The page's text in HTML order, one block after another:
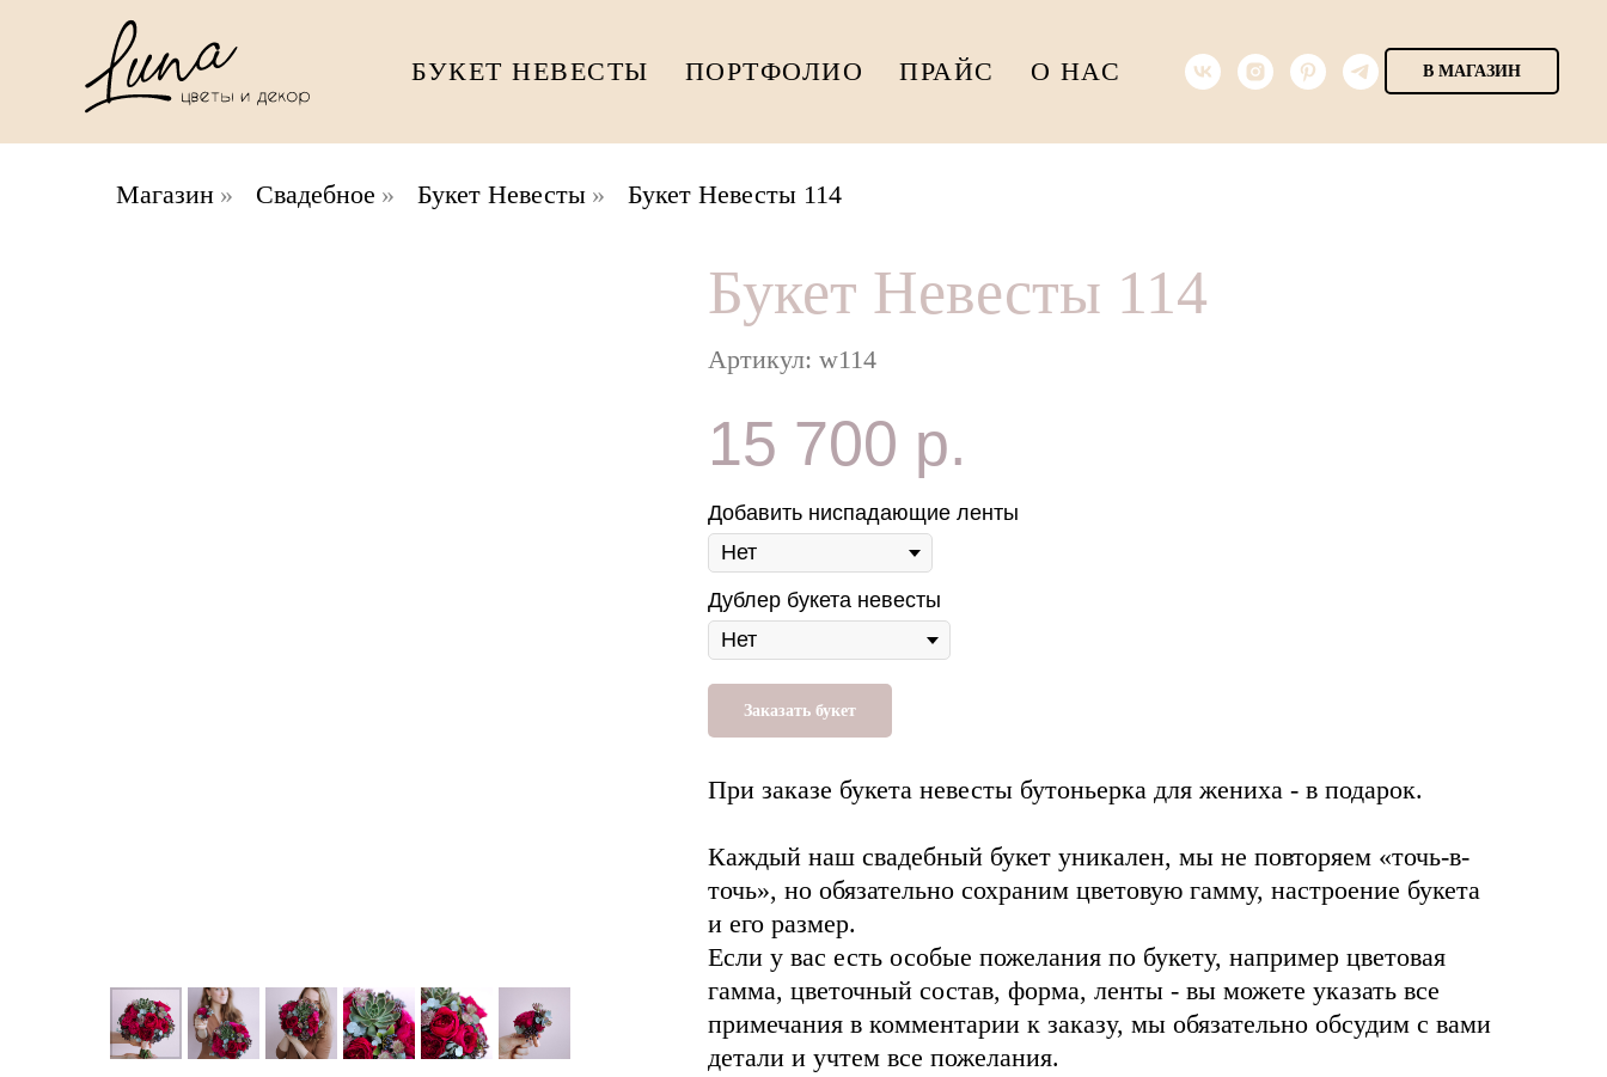
БУКЕТ НЕВЕСТЫ ПОРТФОЛИО ПРАЙС О НАС В МАГАЗИН
Магазин » Свадебное » Букет Невесты » Букет Невесты 114
Букет Невесты 114
Артикул: w114
15 700 р.
Добавить ниспадающие ленты
Дублер букета невесты
Заказать букет
При заказе букета невесты бутоньерка для жениха - в подарок.
Каждый наш свадебный букет уникален, мы не повторяем «точь-в-
точь», но обязательно сохраним цветовую гамму, настроение букета
и его размер.
Если у вас есть особые пожелания по букету, например цветовая
гамма, цветочный состав, форма, ленты - вы можете указать все
примечания в комментарии к заказу, мы обязательно обсудим с вами
детали и учтем все пожелания.